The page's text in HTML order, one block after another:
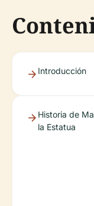
Introducción
Historia de
la Estatua